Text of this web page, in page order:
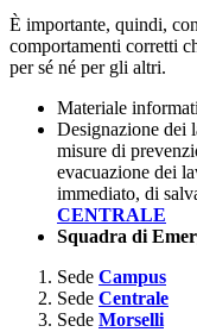
È importante, quindi,
comportamenti corretti
per sé né per gli altri.
Materiale
Designazione dei
misure di
evacuazione dei
immediato, di
CENTRALE
Squadra di
Sede Campus
Sede Centrale
Sede Morselli